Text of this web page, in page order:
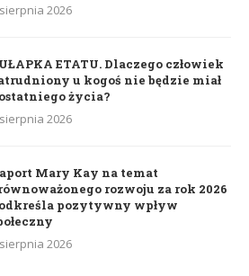
2026
ETATU. Dlaczego człowiek
u kogoś nie będzie miał
życia?
2026
Mary Kay na temat
rozwoju za rok 2026
pozytywny wpływ
2026